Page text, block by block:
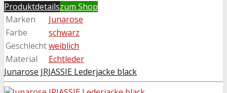
Produktdetailszum Shop
Marken
Junarose
Farbe
schwarz
Geschlechtweiblich
Material
Echtleder
Junarose JRJASSIE Lederjacke black